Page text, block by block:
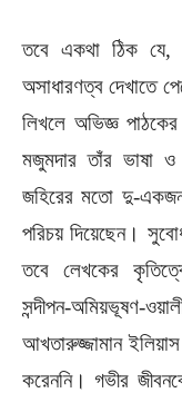
তবে একথা ঠিক যে,
অসাধারণত্ব দেখাতে
লিখলে অভিজ্ঞ
মজুমদার তাঁর ভাষা
জহিরের মতো দু-একজন
পরিচয় দিয়েছেন।
তবে লেখকের
সন্দীপন-
আখতারুজ্জামান
করেননি। গভীর